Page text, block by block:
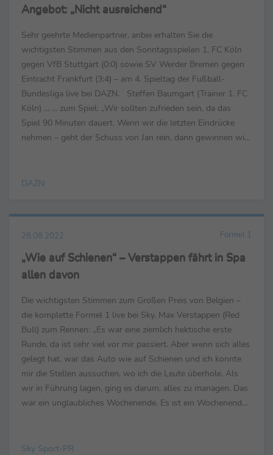
Angebot: „Nicht ausreichend“
Sehr geehrte Medienpartner, anbei erhalten Sie die
wichtigsten Stimmen aus den Sonntagsspielen 1. FC Köln
gegen VfB Stuttgart (0:0) sowie SV Werder Bremen gegen
Eintracht Frankfurt (3:4) – am 4. Spieltag der Fußball-
Bundesliga live bei DAZN. Steffen Baumgart (Trainer 1. FC
Köln) ... ... zum Spiel: „Wir sollten zufrieden sein, da das
Spiel 90 Minuten dauert. Wenn wir die letzten Eindrücke
nehmen – geht der Schuss von Jan rein, dann gewinnen wir
DAZN
28.08.2022 Formel 1
„Wie auf Schienen“ – Verstappen fährt in Spa
allen davon
Die wichtigsten Stimmen zum Großen Preis von Belgien –
die komplette Formel 1 live bei Sky. Max Verstappen (Red
Bull) zum Rennen: „Es war eine ziemlich hektische erste
Runde, da ist sehr viel vor mir passiert. Aber wenn sich alles
gelegt hat, war das Auto wie auf Schienen und ich konnte
mir die Stellen aussuchen, wo ich die Leute überhole. Als
wir in Führung lagen, ging es darum, alles zu managen. Das
war ein unglaubliches Wochenende. Es ist ein Wochenende,
Sky Sport-PR